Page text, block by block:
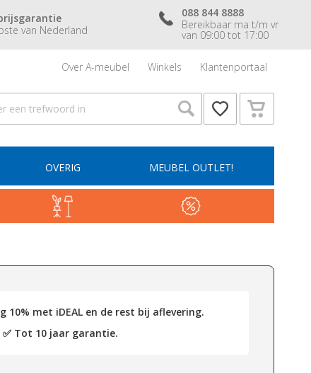
van Nederland
088 844 8888
Bereikbaar ma t/m vr
van 09:00 tot 17:00
Over A-meubel Winkels Klantenportaal
OVERIG MEUBEL OUTLET!
10% met iDEAL en de rest bij aflevering.
✅ Tot 10 jaar garantie.